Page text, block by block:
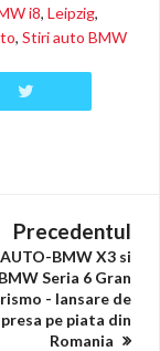
i8, Leipzig,
, Stiri auto BMW
Precedentul
BMW X3 si
BMW Seria 6 Gran
- lansare de
presa pe piata din
Romania